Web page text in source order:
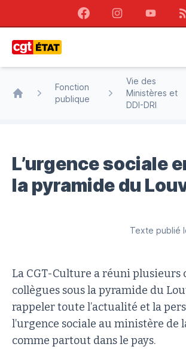
FacebookInstagramYoutube
Fonction
publique
Vie des
Ministères et
DDI-DRI
L’urgence sociale
la pyramide du
Texte publié
La CGT-Culture a réuni plusieurs
collègues sous la pyramide du
rappeler toute l’actualité et la
l’urgence sociale au ministère de
comme partout dans le pays.